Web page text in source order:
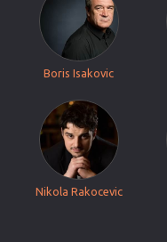
Boris Isakovic
Nikola Rakocevic